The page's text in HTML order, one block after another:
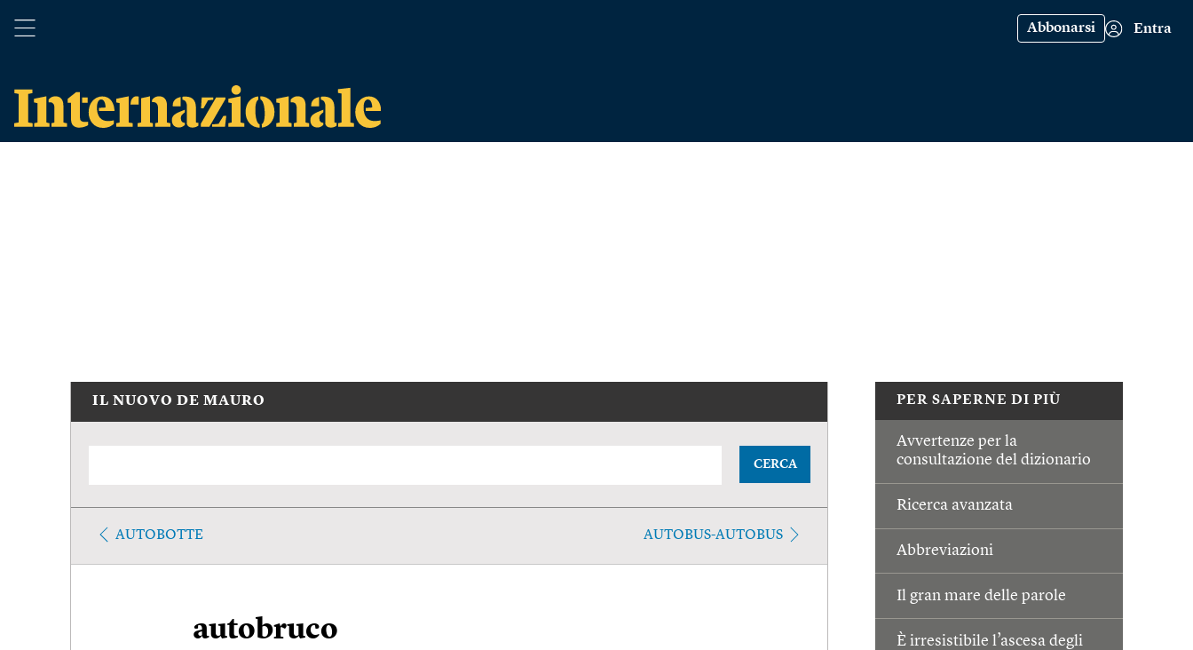
Abbonarsi Entra
PER SAPERNE DI PIÙ
Avvertenze per la
consultazione del dizionario
Ricerca avanzata
Abbreviazioni
Il gran mare delle parole
È irresistibile l’ascesa degli
IL NUOVO DE MAURO
CERCA
AUTOBOTTE AUTOBUS-AUTOBUS
autobruco